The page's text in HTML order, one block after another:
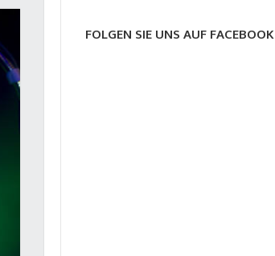
FOLGEN SIE UNS AUF FACEBOOK